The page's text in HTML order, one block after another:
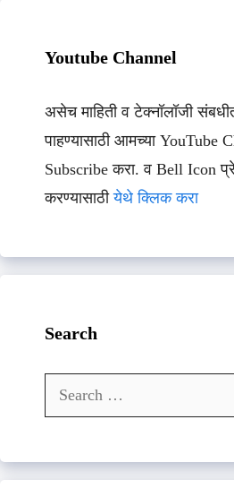
Youtube Channel
असेच माहिती व टेक्नॉलॉजी
पाहण्यासाठी आमच्या YouTube
Subscribe करा. व Bell Icon
करण्यासाठीयेथे क्लिक करा
Search
Search
for: